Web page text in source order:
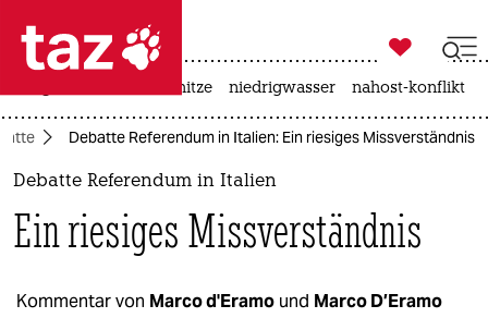
 taz zahl ich
taz zahl ich
politik
öko

taz zahl ich
hitze niedrigwasser nahost-konflikt
Debatte Referendum in Italien: Ein riesiges Missverständnis
Debatte Referendum in Italien
Ein riesiges Missverständnis
Kommentar von Marco d'Eramo und Marco D’Eramo